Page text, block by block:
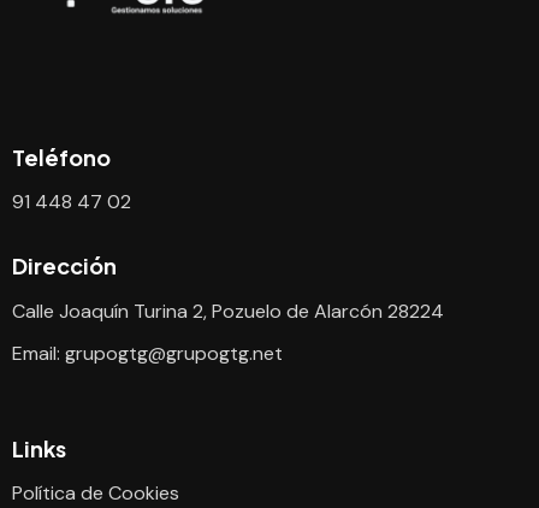
Teléfono
91 448 47 02
Dirección
Calle Joaquín Turina 2, Pozuelo de Alarcón 28224
Email: grupogtg@grupogtg.net
Links
Política de Cookies